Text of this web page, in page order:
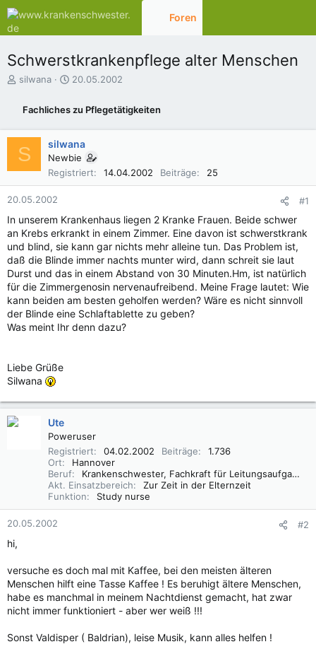
Foren
Schwerstkrankenpflege alter Menschen
E
e
l
silwana
E
t
e
l
l
t
20.05.2002
Fachliches zu Pflegetätigkeiten
S silwana
Newbie
Registriert
14.04.2002 Beiträge 25
20.05.2002 #1
In unserem Krankenhaus liegen 2 Kranke Frauen. Beide schwer
an Krebs erkrankt in einem Zimmer. Eine davon ist schwerstkrank
und blind, sie kann gar nichts mehr alleine tun. Das Problem ist,
daß die Blinde immer nachts munter wird, dann schreit sie laut
Durst und das in einem Abstand von 30 Minuten.Hm, ist natürlich
für die Zimmergenosin nervenaufreibend. Meine Frage lautet: Wie
kann beiden am besten geholfen werden? Wäre es nicht sinnvoll
der Blinde eine Schlaftablette zu geben?
Was meint Ihr denn dazu?
Liebe Grüße
Silwana
Ute
Poweruser
Registriert
04.02.2002 Beiträge
1.736
Ort
Hannover
Beruf
Krankenschwester, Fachkraft für Leitungsaufgaben in der Pflege (FLP)
Akt. Einsatzbereich
Zur Zeit in der Elternzeit
Funktion
Study nurse
20.05.2002 #2
hi,
versuche es doch mal mit Kaffee, bei den meisten älteren
Menschen hilft eine Tasse Kaffee ! Es beruhigt ältere Menschen,
habe es manchmal in meinem Nachtdienst gemacht, hat zwar
nicht immer funktioniert - aber wer weiß !!!
Sonst Valdisper ( Baldrian), leise Musik, kann alles helfen !